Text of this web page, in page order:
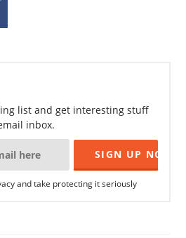
list and get interesting stuff
inbox.
and take protecting it seriously